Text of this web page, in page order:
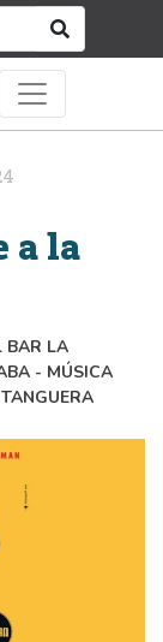
a la
BAR LA
- MÚSICA